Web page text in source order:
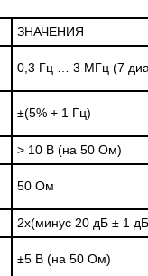
ЗНАЧЕНИЯ
0,3 Гц … 3 МГц (7
±(5% + 1 Гц)
> 10 В (на 50 Ом)
50 Ом
2х(минус 20 дБ ±1
±5 В (на 50 Ом)